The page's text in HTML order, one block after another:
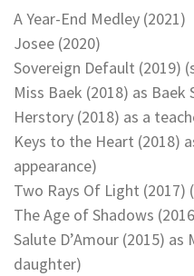
A Year-End Medley (2021)
Josee (2020)
Sovereign Default (2019)
Miss Baek (2018) as Baek
Herstory (2018) as a
Keys to the Heart (2018)
appearance)
Two Rays Of Light (2017)
The Age of Shadows
Salute D’Amour (2015) as
daughter)